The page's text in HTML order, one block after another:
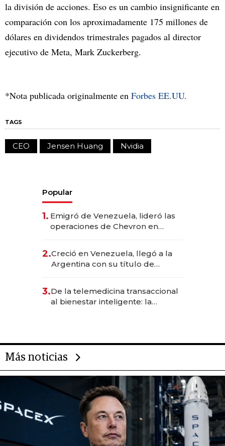
la división de acciones. Eso es un cambio insignificante en
comparación con los aproximadamente 175 millones de
dólares en dividendos trimestrales pagados al director
ejecutivo de Meta, Mark Zuckerberg.
*Nota publicada originalmente en Forbes EE.UU.
TAGS
CEO Jensen Huang Nvidia
Popular
1. Emigró de Venezuela, lideró las
operaciones de Chevron en
2.Creció en Venezuela, llegó a la
Argentina con su título de
las marcas "fast premium"
3.De la telemedicina transaccional
al bienestar inteligente: la
Más noticias